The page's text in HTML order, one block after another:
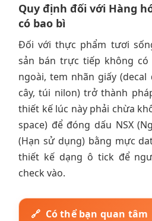
Quy định đối với Hàng
có bao bì
Đối với thực phẩm tươi
sản bán trực tiếp không
ngoài, tem nhãn giấy
cây, túi nilon) trở thành
thiết kế lúc này phải chừa
space) để đóng dấu NSX
(Hạn sử dụng) bằng mực
thiết kế dạng ô tick để
check vào.
🔗 Có thể bạn quan tâm